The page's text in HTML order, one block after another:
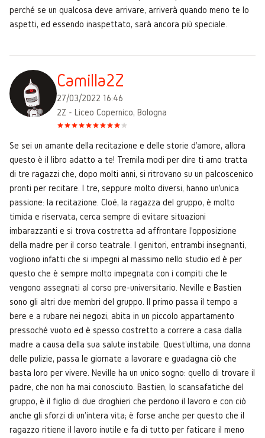
perché se un qualcosa deve arrivare, arriverà quando meno te lo
aspetti, ed essendo inaspettato, sarà ancora più speciale.
Camilla2Z
27/03/2022 16:46
2Z - Liceo Copernico, Bologna
Se sei un amante della recitazione e delle storie d'amore, allora
questo è il libro adatto a te! Tremila modi per dire ti amo tratta
di tre ragazzi che, dopo molti anni, si ritrovano su un palcoscenico
pronti per recitare. I tre, seppure molto diversi, hanno un'unica
passione: la recitazione. Cloé, la ragazza del gruppo, è molto
timida e riservata, cerca sempre di evitare situazioni
imbarazzanti e si trova costretta ad affrontare l'opposizione
della madre per il corso teatrale. I genitori, entrambi insegnanti,
vogliono infatti che si impegni al massimo nello studio ed è per
questo che è sempre molto impegnata con i compiti che le
vengono assegnati al corso pre-universitario. Neville e Bastien
sono gli altri due membri del gruppo. Il primo passa il tempo a
bere e a rubare nei negozi, abita in un piccolo appartamento
pressoché vuoto ed è spesso costretto a correre a casa dalla
madre a causa della sua salute instabile. Quest'ultima, una donna
delle pulizie, passa le giornate a lavorare e guadagna ciò che
basta loro per vivere. Neville ha un unico sogno: quello di trovare il
padre, che non ha mai conosciuto. Bastien, lo scansafatiche del
gruppo, è il figlio di due droghieri che perdono il lavoro e con ciò
anche gli sforzi di un'intera vita; è forse anche per questo che il
ragazzo ritiene il lavoro inutile e fa di tutto per faticare il meno